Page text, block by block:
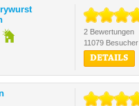
2 Bewertungen
11079 Besucher
DETAILS